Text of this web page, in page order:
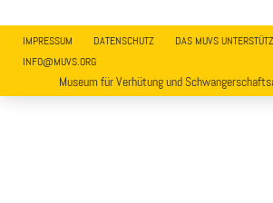
IMPRESSUM DATENSCHUTZ DAS MUVS
INFO@MUVS.ORG
Museum für Verhütung und